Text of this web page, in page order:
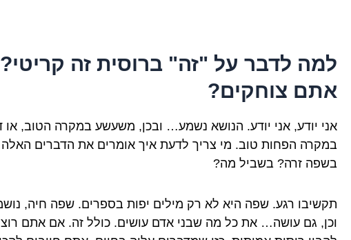
למה לדבר על "זה" ברוסית זה קריטי?
אתם צוחקים?
אני יודע, אני יודע. הנושא נשמע… ובכן, משעשע במקרה הטוב, או
במקרה הפחות טוב. מי צריך לדעת איך אומרים את הדברים האלה
בשפה זרה? בשביל מה?
תקשיבו רגע. שפה היא לא רק מילים יפות בספרים. שפה חיה,
וכן, גם עושה… את כל מה שבני אדם עושים. כולל זה. אם אתם